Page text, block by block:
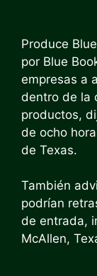
Produce
por Blue
empresas a
dentro de la
productos,
de ocho
de Texas.
También
podrían
de entrada,
McAllen,